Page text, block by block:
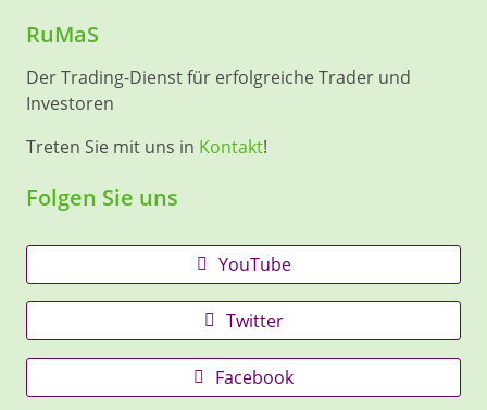
RuMaS
Der Trading-Dienst für erfolgreiche Trader und
Investoren
Treten Sie mit uns in Kontakt!
Folgen Sie uns
YouTube
Twitter
Facebook